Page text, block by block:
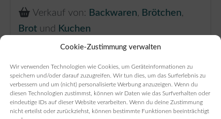
Cookie-Zustimmung verwalten
Wir verwenden Technologien wie Cookies, um Geräteinformationen zu
speichern und/oder darauf zuzugreifen. Wir tun dies, um das Surferlebnis zu
verbessern und um (nicht) personalisierte Werbung anzuzeigen. Wenn du
diesen Technologien zustimmst, können wir Daten wie das Surfverhalten oder
eindeutige IDs auf dieser Website verarbeiten. Wenn du deine Zustimmung
nicht erteilst oder zurückziehst, können bestimmte Funktionen beeinträchtigt
Verkauf von: Backwaren, Brötchen,
Brot und Kuchen
Verkauf von Brötchen,
Zur Bäckerei